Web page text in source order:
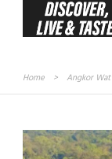
Home > Angkor